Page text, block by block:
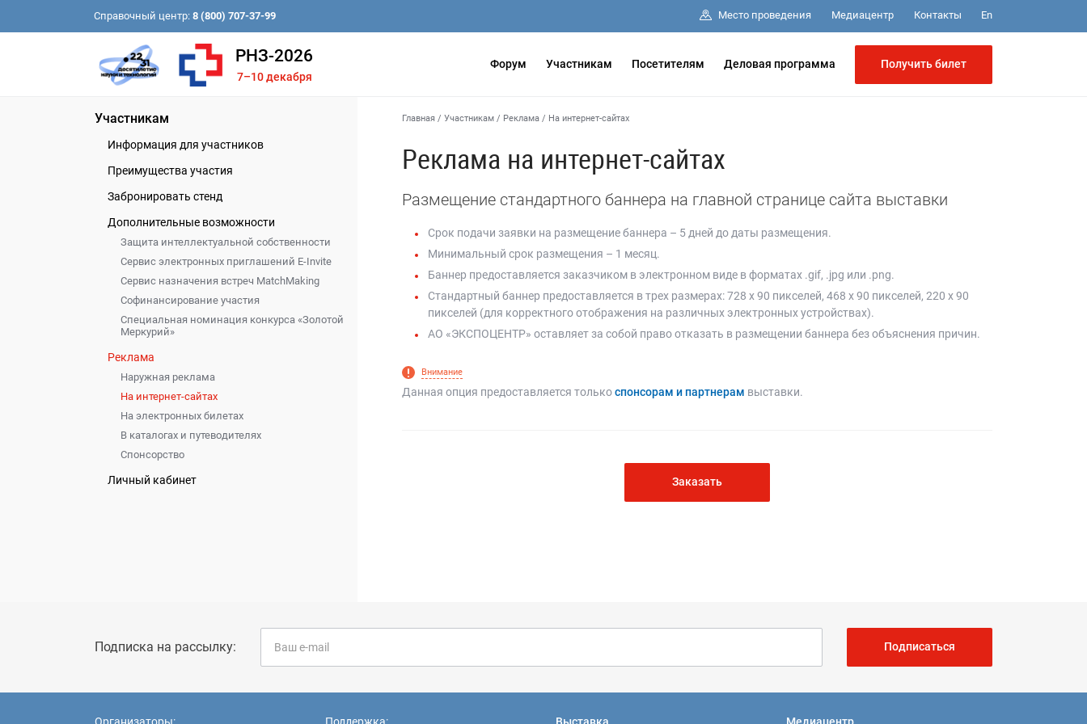
Справочный центр: 8 (800) 707-37-99 Место проведения Медиацентр Контакты En
РНЗ-2026
7–10 декабря
Форум Участникам Посетителям Деловая программа Получить билет
Участникам
Информация для участников
Преимущества участия
Забронировать стенд
Дополнительные возможности
Защита интеллектуальной собственности
Сервис электронных приглашений E-Invite
Сервис назначения встреч MatchMaking
Софинансирование участия
Специальная номинация конкурса «Золотой
Меркурий»
Реклама
Наружная реклама
На интернет-сайтах
На электронных билетах
В каталогах и путеводителях
Спонсорство
Личный кабинет
Главная / Участникам / Реклама / На интернет-сайтах
Реклама на интернет-сайтах
Размещение стандартного баннера на главной странице сайта выставки
Срок подачи заявки на размещение баннера – 5 дней до даты размещения.
Минимальный срок размещения – 1 месяц.
Баннер предоставляется заказчиком в электронном виде в форматах .gif, .jpg или .png.
Стандартный баннер предоставляется в трех размерах: 728 х 90 пикселей, 468 х 90 пикселей, 220 х 90
пикселей (для корректного отображения на различных электронных устройствах).
АО «ЭКСПОЦЕНТР» оставляет за собой право отказать в размещении баннера без объяснения причин.
Внимание
Данная опция предоставляется толькоспонсорам и партнерам выставки.
Заказать
Подписка на рассылку: Подписаться